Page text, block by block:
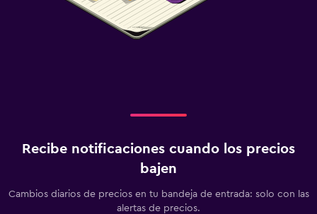
Recibe notificaciones cuando los precios
bajen
Cambios diarios de precios en tu bandeja de entrada: solo con las
alertas de precios.